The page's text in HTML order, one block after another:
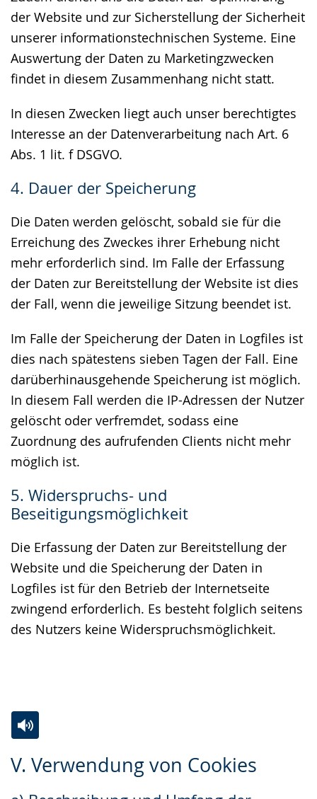
der Website und zur Sicherstellung der Sicherheit
unserer informationstechnischen Systeme. Eine
Auswertung der Daten zu Marketingzwecken
findet in diesem Zusammenhang nicht statt.
In diesen Zwecken liegt auch unser berechtigtes
Interesse an der Datenverarbeitung nach Art. 6
Abs. 1 lit. f DSGVO.
4. Dauer der Speicherung
Die Daten werden gelöscht, sobald sie für die
Erreichung des Zweckes ihrer Erhebung nicht
mehr erforderlich sind. Im Falle der Erfassung
der Daten zur Bereitstellung der Website ist dies
der Fall, wenn die jeweilige Sitzung beendet ist.
Im Falle der Speicherung der Daten in Logfiles ist
dies nach spätestens sieben Tagen der Fall. Eine
darüberhinausgehende Speicherung ist möglich.
In diesem Fall werden die IP-Adressen der Nutzer
gelöscht oder verfremdet, sodass eine
Zuordnung des aufrufenden Clients nicht mehr
möglich ist.
5. Widerspruchs- und
Beseitigungsmöglichkeit
Die Erfassung der Daten zur Bereitstellung der
Website und die Speicherung der Daten in
Logfiles ist für den Betrieb der Internetseite
zwingend erforderlich. Es besteht folglich seitens
des Nutzers keine Widerspruchsmöglichkeit.
V. Verwendung von Cookies
Leichten
Audio-
Video